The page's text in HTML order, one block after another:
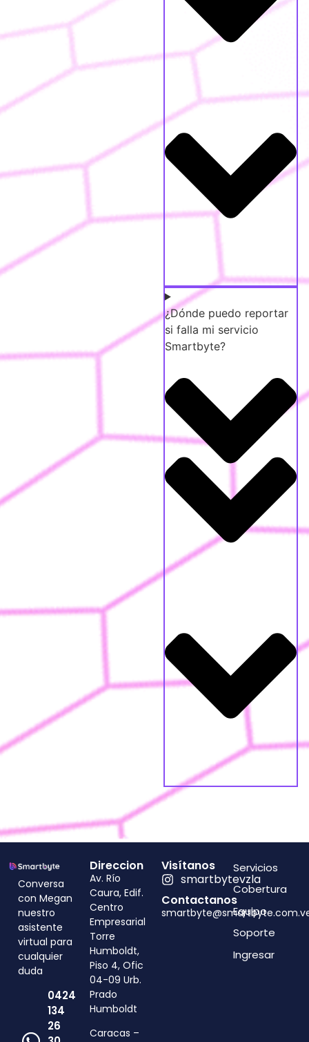
¿Dónde puedo reportar
si falla mi servicio
Smartbyte?
Conversa
con Megan
nuestro
asistente
virtual para
cualquier
duda
0424
134
26
Direccion
Av. Río
Caura, Edif.
Centro
Empresarial
Torre
Humboldt,
Piso 4, Ofic
04-09 Urb.
Prado
Humboldt
Caracas –
Visítanos
smartbytevzla
Contactanos
smartbyte@smartbyte.com
Servicios
Cobertura
Equipo
Soporte
Ingresar